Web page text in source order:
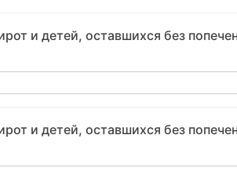
и детей, оставшихся без
и детей, оставшихся без